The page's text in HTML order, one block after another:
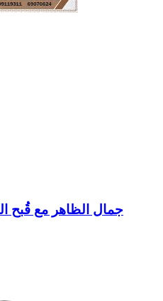
جمال الظاهر مع قُبح